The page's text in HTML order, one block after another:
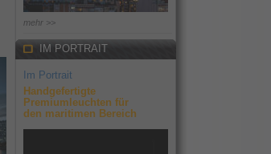
mehr >>
IM PORTRAIT
Im Portrait
Handgefertigte
Premiumleuchten für
den maritimen Bereich